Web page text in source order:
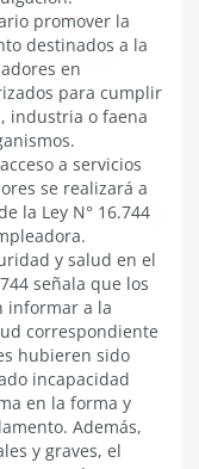
promover la
destinados a la
en
para cumplir
industria o faena
a servicios
se realizará a
la Ley N° 16.744
y salud en el
señala que los
informar a la
correspondiente
hubieren sido
incapacidad
en la forma y
Además,
y graves, el